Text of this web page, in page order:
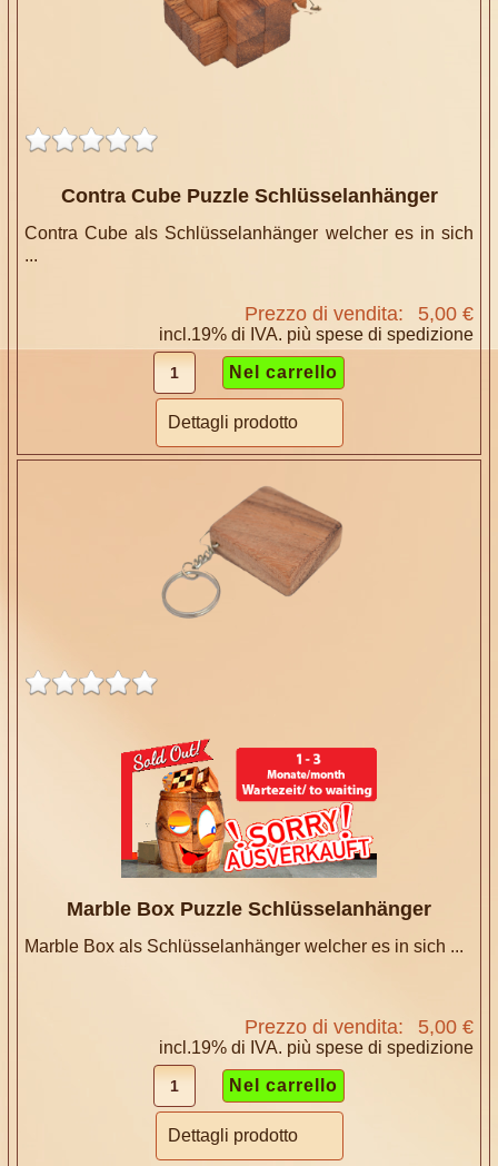
Contra Cube Puzzle Schlüsselanhänger
Contra Cube als Schlüsselanhänger welcher es in sich
...
Prezzo di vendita: 5,00 €
incl.19% di IVA. più spese di spedizione
Dettagli prodotto
Marble Box Puzzle Schlüsselanhänger
Marble Box als Schlüsselanhänger welcher es in sich ...
Prezzo di vendita: 5,00 €
incl.19% di IVA. più spese di spedizione
Dettagli prodotto